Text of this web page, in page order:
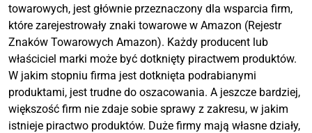
towarowych, jest głównie przeznaczony dla wsparcia firm,
które zarejestrowały znaki towarowe w Amazon (Rejestr
Znaków Towarowych Amazon). Każdy producent lub
właściciel marki może być dotknięty piractwem produktów.
W jakim stopniu firma jest dotknięta podrabianymi
produktami, jest trudne do oszacowania. A jeszcze bardziej,
większość firm nie zdaje sobie sprawy z zakresu, w jakim
istnieje piractwo produktów. Duże firmy mają własne działy,